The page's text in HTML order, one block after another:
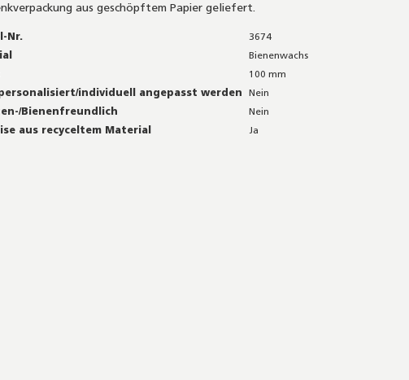
aus geschöpftem Papier geliefert.
Nr.
3674
Bienenwachs
100 mm
individuell angepasst werden
Nein
Bienenfreundlich
Nein
aus recyceltem Material
Ja